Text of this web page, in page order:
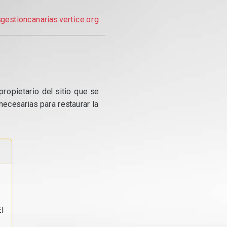
del sitio que se
para restaurar la